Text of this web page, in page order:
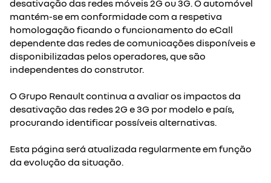
desativação das redes móveis 2G ou 3G. O automóvel
mantém-se em conformidade com a respetiva
homologação ficando o funcionamento do eCall
dependente das redes de comunicações disponíveis e
disponibilizadas pelos operadores, que são
independentes do construtor.
O Grupo Renault continua a avaliar os impactos da
desativação das redes 2G e 3G por modelo e país,
procurando identificar possíveis alternativas.
Esta página será atualizada regularmente em função
da evolução da situação.